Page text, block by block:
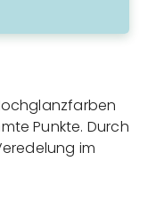
Punkte. Durch
im